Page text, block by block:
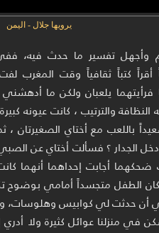
يرويها جلال - اليمن
أقراً كتباً ثقافياً وقت
يلعبان ولكن ما أدهشني
والترتيب ، كانت عيونه
باللعب مع أختاي الصغيرتان
الجدار ؟ فسألت أختاي عن
أجابت إحداهما أنهما
كان الطفل متجسداً أمامي
أن حدثت لي كوابيس
منزلنا عوائل كثيرة ولا أدري